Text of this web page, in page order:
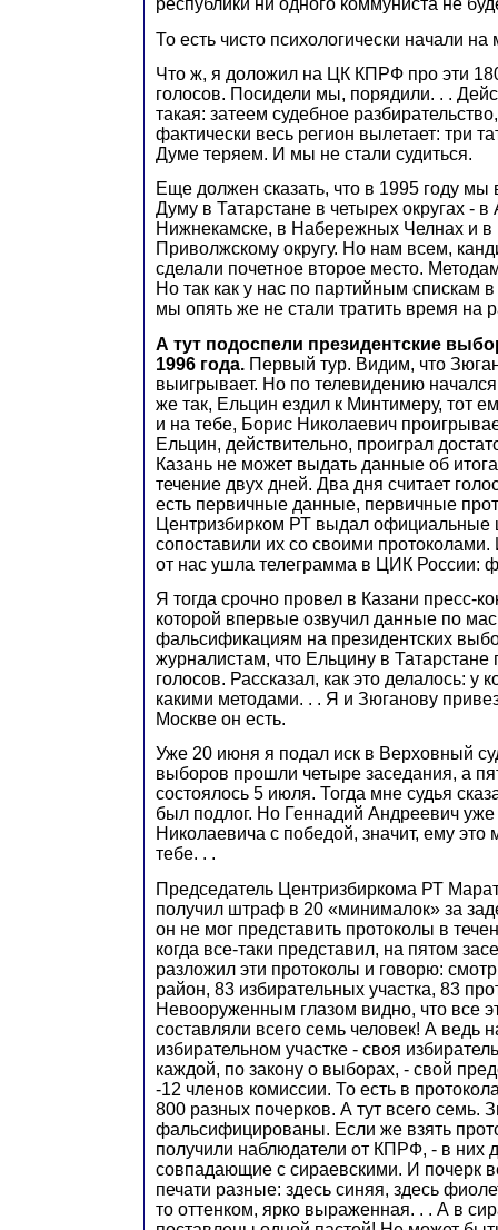
республики ни одного коммуниста не
То есть чисто психологически начали на
Что ж, я доложил на ЦК КПРФ про эти
голосов. Посидели мы, порядили. . .
такая: затеем судебное
фактически весь регион вылетает: три
Думе теряем. И мы не стали судиться.
Еще должен сказать, что в 1995 году
Думу в Татарстане в четырех округах - в
Нижнекамске, в Набережных Челнах и в
Приволжскому округу. Но нам всем,
сделали почетное второе место.
Но так как у нас по партийным спискам
мы опять же не стали тратить время на
А тут подоспели президентские
1996 года. Первый тур. Видим, что
выигрывает. Но по телевидению начался
же так, Ельцин ездил к Минтимеру, тот
и на тебе, Борис Николаевич
Ельцин, действительно, проиграл
Казань не может выдать данные об
течение двух дней. Два дня считает
есть первичные данные, первичные
Центризбирком РТ выдал
сопоставили их со своими
от нас ушла телеграмма в ЦИК России:
Я тогда срочно провел в Казани пресс-
которой впервые озвучил данные по
фальсификациям на президентских
журналистам, что Ельцину в Татарстане
голосов. Рассказал, как это делалось: у
какими методами. . . Я и Зюганову
Москве он есть.
Уже 20 июня я подал иск в Верховный
выборов прошли четыре заседания, а
состоялось 5 июля. Тогда мне судья
был подлог. Но Геннадий Андреевич
Николаевича с победой, значит, ему
тебе. . .
Председатель Центризбиркома РТ
получил штраф в 20 «минималок» за
он не мог представить протоколы в
когда все-таки представил, на пятом
разложил эти протоколы и говорю:
район, 83 избирательных участка, 83
Невооруженным глазом видно, что все
составляли всего семь человек! А ведь
избирательном участке - своя
каждой, по закону о выборах, - свой
-12 членов комиссии. То есть в
800 разных почерков. А тут всего семь.
фальсифицированы. Если же взять
получили наблюдатели от КПРФ, - в них
совпадающие с сираевскими. И почерк
печати разные: здесь синяя, здесь
то оттенком, ярко выраженная. . . А в